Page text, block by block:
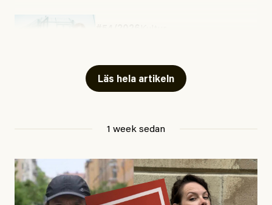
Läs hela artikeln
1 week sedan